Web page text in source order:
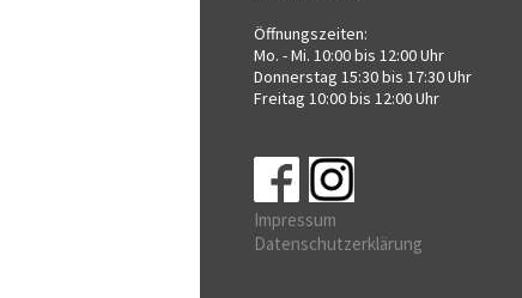
Öffnungszeiten:
Mo. - Mi. 10:00 bis 12:00 Uhr
Donnerstag 15:30 bis 17:30 Uhr
Freitag 10:00 bis 12:00 Uhr
Impressum
Datenschutzerklärung